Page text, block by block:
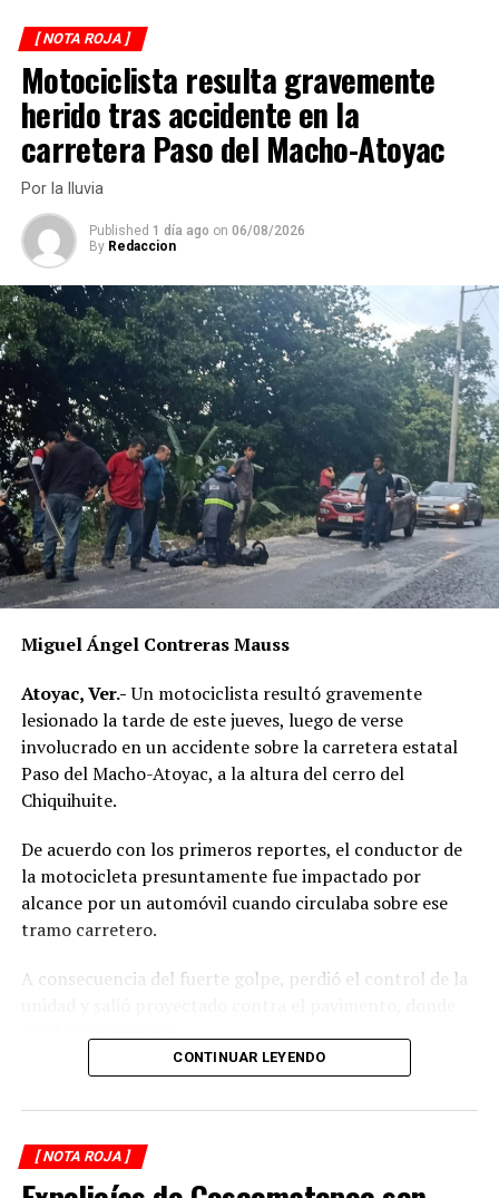
[ NOTA ROJA ]
Motociclista resulta gravemente
herido tras accidente en la
carretera Paso del Macho-Atoyac
Por la lluvia
Published 1 día ago on 06/08/2026
By Redaccion
Miguel Ángel Contreras Mauss
Atoyac, Ver.-Un motociclista resultó gravemente
lesionado la tarde de este jueves, luego de verse
involucrado en un accidente sobre la carretera estatal
Paso del Macho-Atoyac, a la altura del cerro del
Chiquihuite.
De acuerdo con los primeros reportes, el conductor de
la motocicleta presuntamente fue impactado por
alcance por un automóvil cuando circulaba sobre ese
tramo carretero.
A consecuencia del fuerte golpe, perdió el control de la
Testigos del accidente solicitaron de inmediato el apoyo
de los cuerpos de emergencia al percatarse de que el
asfáltica, mientras otros automovilistas redujeron la
velocidad para evitar otro percance.
CONTINUAR LEYENDO
[ NOTA ROJA ]